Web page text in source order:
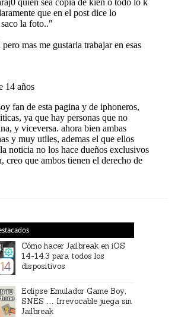
Cómo hacer Jailbreak en iOS
14-14.3 para todos los
dispositivos
Eclipse Emulador Game Boy,
SNES … Irrevocable juega sin
Jailbreak